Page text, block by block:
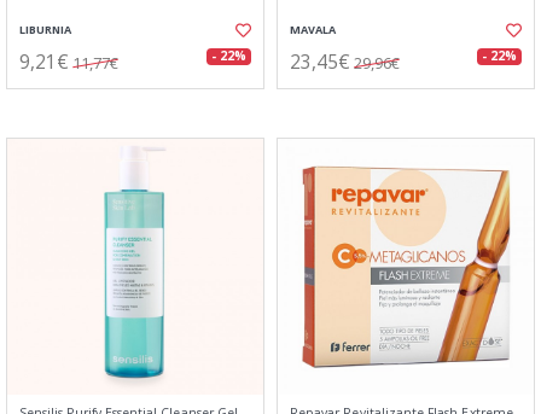
LIBURNIA
9,21€ 11,77€ - 22%
MAVALA
23,45€ 29,96€ - 22%